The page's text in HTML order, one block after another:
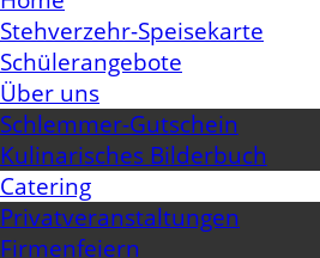
Stehverzehr-Speisekarte
Schülerangebote
Über uns
Schlemmer-Gutschein
Kulinarisches Bilderbuch
Catering
Privatveranstaltungen
Firmenfeiern